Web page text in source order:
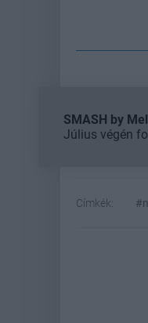
SMASH by
Július végén
Címkék: